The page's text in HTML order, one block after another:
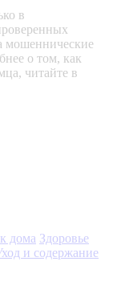
в
мошеннические
о том, как
читайте в
дома Здоровье
и содержание